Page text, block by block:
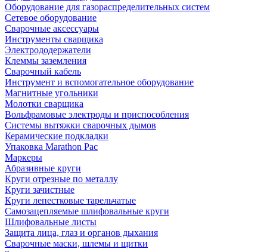
Оборудование для газораспределительных систем
Сетевое оборудование
Сварочные аксессуары
Инструменты сварщика
Электрододержатели
Клеммы заземления
Сварочный кабель
Инструмент и вспомогательное оборудование
Магнитные угольники
Молотки сварщика
Вольфрамовые электроды и приспособления
Системы вытяжки сварочных дымов
Керамические подкладки
Упаковка Marathon Pac
Маркеры
Абразивные круги
Круги отрезные по металлу
Круги зачистные
Круги лепестковые тарельчатые
Самозацепляемые шлифовальные круги
Шлифовальные листы
Защита лица, глаз и органов дыхания
Сварочные маски, шлемы и щитки